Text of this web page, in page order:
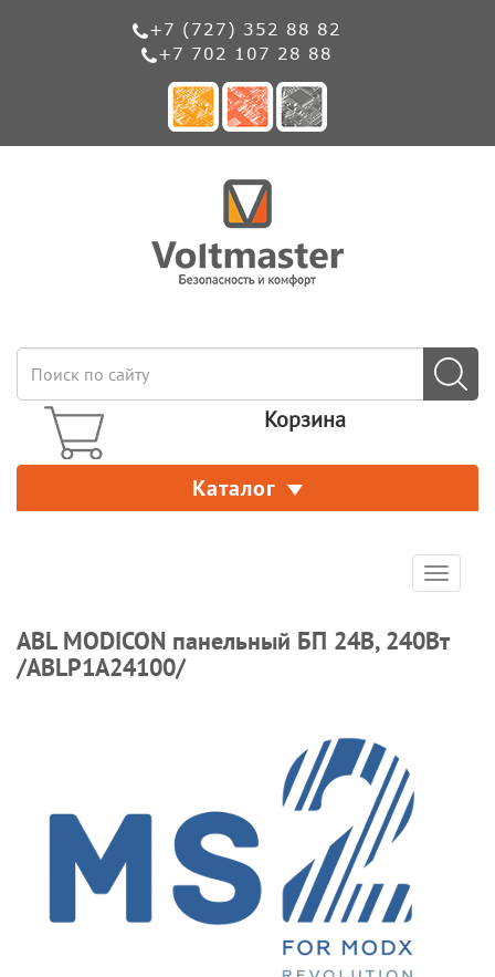
+7 (727) 352 88 82
+7 702 107 28 88
Корзина
Каталог
Toggle
ABL MODICON панельный БП 24В, 240Вт
/ABLP1A24100/